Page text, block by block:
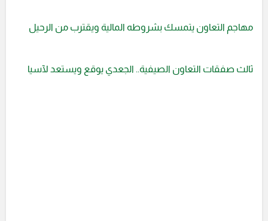
مهاجم التعاون يتمسك بشروطه المالية ويقترب من الرحيل
ثالث صفقات التعاون الصيفية.. الجعدي يوقع ويستعد لآسيا